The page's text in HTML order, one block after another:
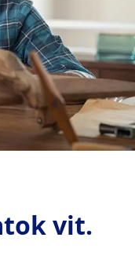
vit.